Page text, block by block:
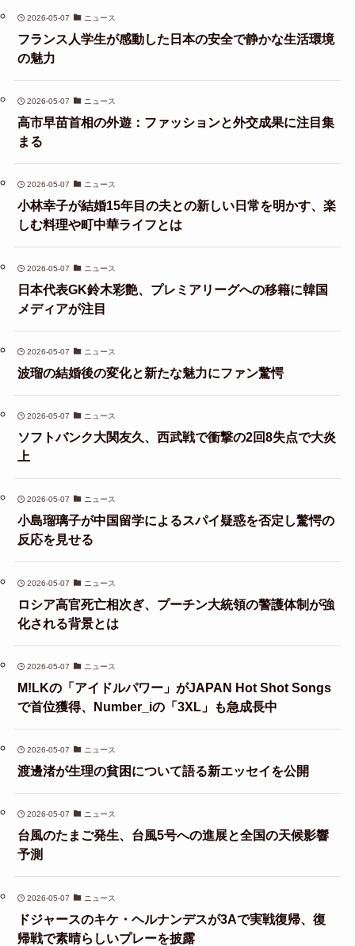
2026-05-07 ニュース
フランス人学生が感動した日本の安全で静かな生活環境
の魅力
2026-05-07 ニュース
高市早苗首相の外遊：ファッションと外交成果に注目集
まる
2026-05-07 ニュース
小林幸子が結婚15年目の夫との新しい日常を明かす、楽
しむ料理や町中華ライフとは
2026-05-07 ニュース
日本代表GK鈴木彩艶、プレミアリーグへの移籍に韓国
メディアが注目
2026-05-07 ニュース
波瑠の結婚後の変化と新たな魅力にファン驚愕
2026-05-07 ニュース
ソフトバンク大関友久、西武戦で衝撃の2回8失点で大炎
上
2026-05-07 ニュース
小島瑠璃子が中国留学によるスパイ疑惑を否定し驚愕の
反応を見せる
2026-05-07 ニュース
ロシア高官死亡相次ぎ、プーチン大統領の警護体制が強
化される背景とは
2026-05-07 ニュース
M!LKの「アイドルパワー」がJAPAN Hot Shot Songs
で首位獲得、Number_iの「3XL」も急成長中
2026-05-07 ニュース
渡邊渚が生理の貧困について語る新エッセイを公開
2026-05-07 ニュース
台風のたまご発生、台風5号への進展と全国の天候影響
予測
2026-05-07 ニュース
ドジャースのキケ・ヘルナンデスが3Aで実戦復帰、復
帰戦で素晴らしいプレーを披露